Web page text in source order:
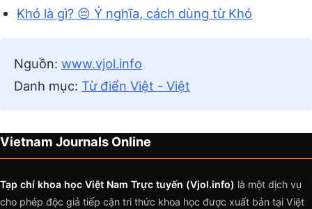
Khó là gì? 😔 Ý nghĩa, cách dùng từ Khó
Nguồn: www.vjol.info
Danh mục: Từ điển Việt - Việt
Vietnam Journals Online
Tạp chí khoa học Việt Nam Trực tuyến (Vjol.info) là một dịch vụ
cho phép độc giả tiếp cận tri thức khoa học được xuất bản tại Việt